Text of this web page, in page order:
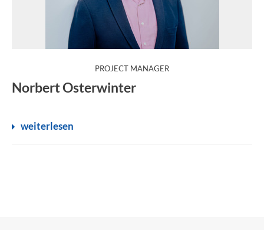
PROJECT MANAGER:
Norbert Osterwinter
weiterlesen